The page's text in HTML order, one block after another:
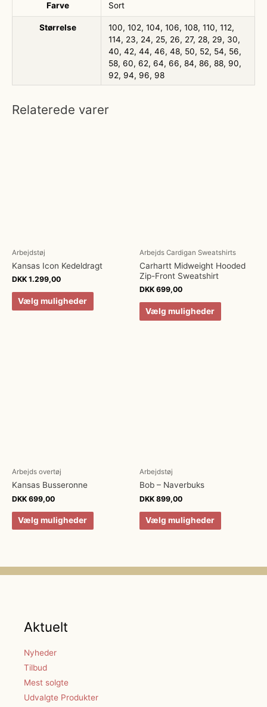
Farve Sort
Størrelse
100, 102, 104, 106, 108, 110, 112,
114, 23, 24, 25, 26, 27, 28, 29, 30,
40, 42, 44, 46, 48, 50, 52, 54, 56,
58, 60, 62, 64, 66, 84, 86, 88, 90,
92, 94, 96, 98
Relaterede varer
Arbejdstøj
Kansas Icon Kedeldragt
DKK 1.299,00
Vælg muligheder
Arbejds Cardigan Sweatshirts
Carhartt Midweight Hooded
Zip-Front Sweatshirt
DKK 699,00
Vælg muligheder
Arbejds overtøj
Kansas Busseronne
DKK 699,00
Vælg muligheder
Arbejdstøj
Bob – Naverbuks
DKK 899,00
Vælg muligheder
Aktuelt
Nyheder
Tilbud
Mest solgte
Udvalgte Produkter